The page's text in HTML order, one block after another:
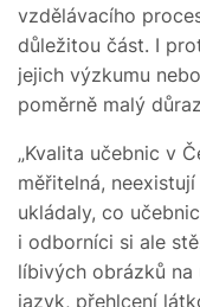
vzdělávacího
důležitou část. I
jejich výzkumu
poměrně malý
„Kvalita učebnic v
měřitelná,
ukládaly, co
i odborníci si ale
líbivých obrázků na
jazyk, přehlcení